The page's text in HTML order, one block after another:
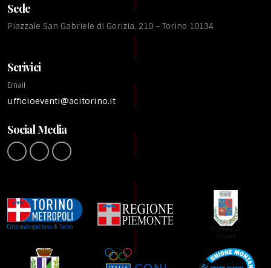
Sede
Piazzale San Gabriele di Gorizia, 210 – Torino 10134
Scrivici
Email
ufficioeventi@acitorino.it
Social Media